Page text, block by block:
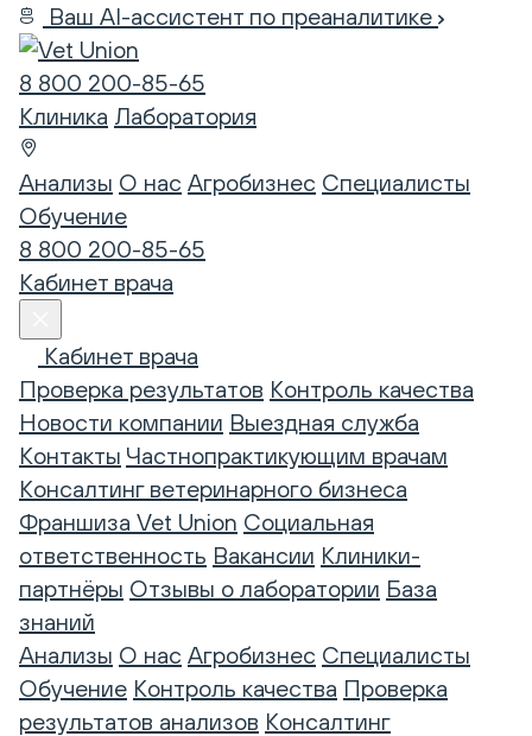
Ваш AI-ассистент по преаналитике
8 800 200-85-65
Клиника Лаборатория
Анализы О нас Агробизнес Специалисты
Обучение
8 800 200-85-65
Кабинет врача
Кабинет врача
Проверка результатов Контроль качества
Новости компании Выездная служба
Контакты Частнопрактикующим врачам
Консалтинг ветеринарного бизнеса
Франшиза Vet Union Социальная
ответственность Вакансии Клиники-
партнёры Отзывы о лаборатории База
знаний
Анализы О нас Агробизнес Специалисты
Обучение Контроль качества Проверка
результатов анализов Консалтинг